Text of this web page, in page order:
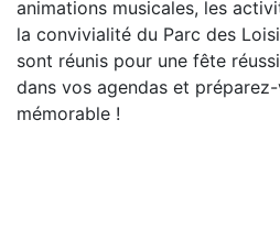
animations musicales, les
la convivialité du Parc des
sont réunis pour une fête
dans vos agendas et
mémorable !